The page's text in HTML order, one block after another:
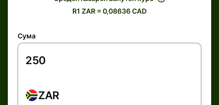
R1 ZAR = 0,08636 CAD
Сума
ZAR